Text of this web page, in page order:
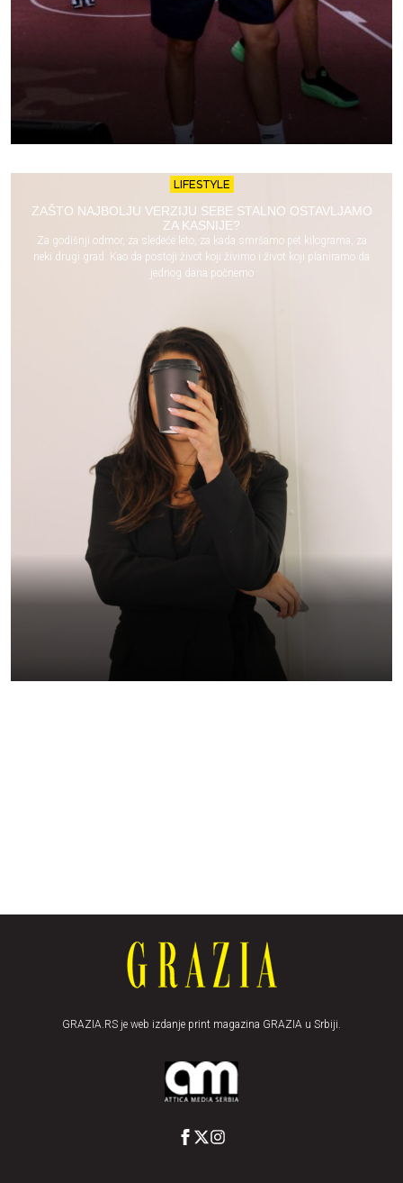
LIFESTYLE
ZAŠTO NAJBOLJU VERZIJU SEBE STALNO OSTAVLJAMO
ZA KASNIJE?
Za godišnji odmor, za sledeće leto, za kada smršamo pet kilograma, za
neki drugi grad. Kao da postoji život koji živimo i život koji planiramo da
jednog dana počnemo
GRAZIA.RS je web izdanje print magazina GRAZIA u Srbiji.